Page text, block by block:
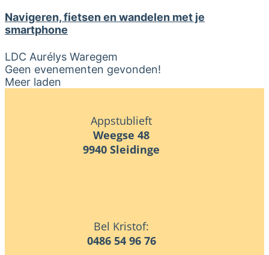
Navigeren, fietsen en wandelen met je
smartphone
LDC Aurélys Waregem
Geen evenementen gevonden!
Meer laden
Appstublieft
Weegse 48
9940 Sleidinge
Bel Kristof:
0486 54 96 76